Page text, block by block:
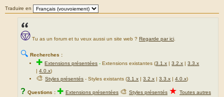
Traduire en
Tu as un forum et tu veux aussi un site web ? Regarde par ici
🔍 Recherches :
✚Extensions présentées -Extensions existantes (3.1.x |3.2.x |3.3.x
|4.0.x)
🎨Styles présentés - Styles existants (3.1.x |3.2.x |3.3.x |4.0.x)
? Questions : ✚ Extensions présentées 🎨 Styles présentés ★ Toutes autres